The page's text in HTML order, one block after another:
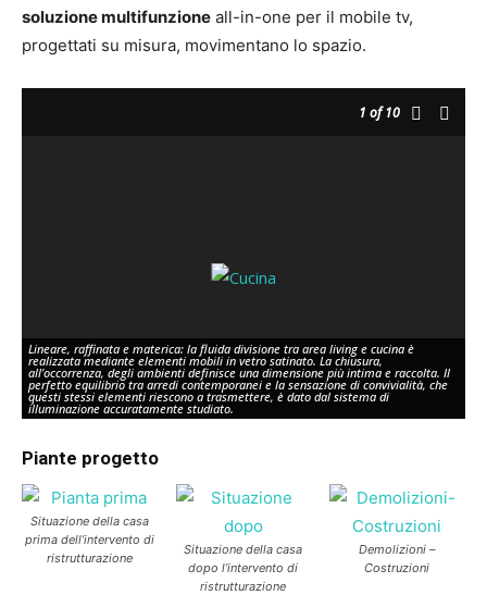
soluzione multifunzione all-in-one per il mobile tv,
progettati su misura, movimentano lo spazio.
1 of 10
Lineare, raffinata e materica: la fluida divisione tra area living e cucina è
realizzata mediante elementi mobili in vetro satinato. La chiusura,
all’occorrenza, degli ambienti definisce una dimensione più intima e raccolta. Il
perfetto equilibrio tra arredi contemporanei e la sensazione di convivialità, che
questi stessi elementi riescono a trasmettere, è dato dal sistema di
illuminazione accuratamente studiato.
Piante progetto
Situazione della casa
prima dell’intervento di
ristrutturazione
Situazione della casa
dopo l’intervento di
ristrutturazione
Demolizioni –
Costruzioni